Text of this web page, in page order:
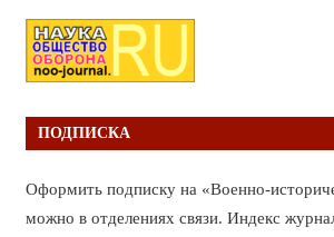
ПОДПИСКА
Оформить подписку на «Военно-
можно в отделениях связи. Индекс